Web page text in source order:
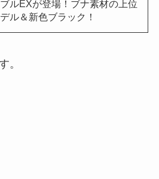
ルEXが登場！ブナ素材の上位
ル＆新色ブラック！
。